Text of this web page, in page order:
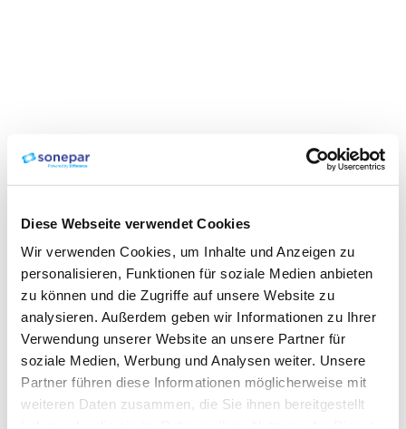
Diese Webseite verwendet Cookies
Wir verwenden Cookies, um Inhalte und Anzeigen zu
personalisieren, Funktionen für soziale Medien anbieten
zu können und die Zugriffe auf unsere Website zu
analysieren. Außerdem geben wir Informationen zu Ihrer
Verwendung unserer Website an unsere Partner für
soziale Medien, Werbung und Analysen weiter. Unsere
Partner führen diese Informationen möglicherweise mit
weiteren Daten zusammen, die Sie ihnen bereitgestellt